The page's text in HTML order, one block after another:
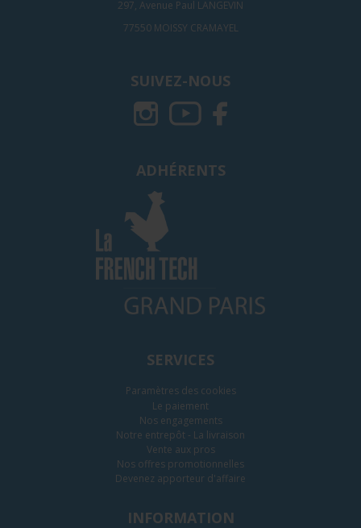
297, Avenue Paul LANGEVIN
77550 MOISSY CRAMAYEL
SUIVEZ-NOUS
ADHÉRENTS
SERVICES
Paramètres des cookies
Le paiement
Nos engagements
Notre entrepôt - La livraison
Vente aux pros
Nos offres promotionnelles
Devenez apporteur d'affaire
INFORMATION